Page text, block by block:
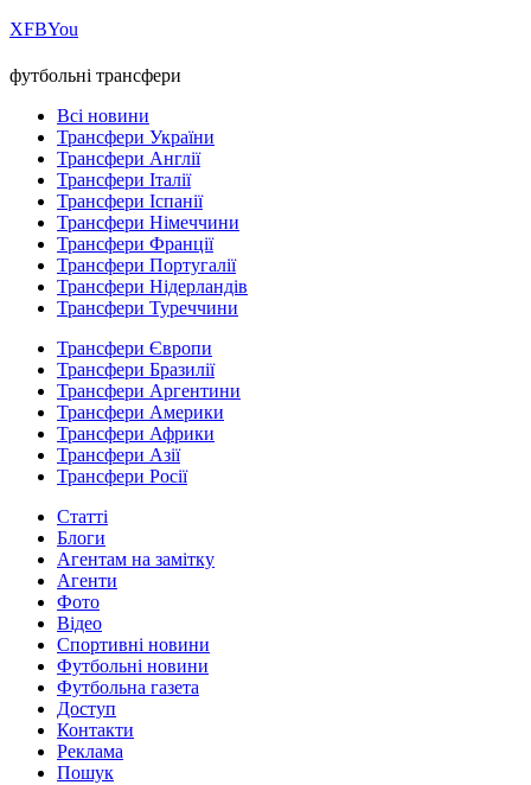
ХFBYou
футбольні трансфери
Всі новини
Трансфери України
Трансфери Англії
Трансфери Італії
Трансфери Іспанії
Трансфери Німеччини
Трансфери Франції
Трансфери Португалії
Трансфери Нідерландів
Трансфери Туреччини
Трансфери Європи
Трансфери Бразилії
Трансфери Аргентини
Трансфери Америки
Трансфери Африки
Трансфери Азії
Трансфери Росії
Статті
Блоги
Агентам на замітку
Агенти
Фото
Відео
Спортивні новини
Футбольні новини
Футбольна газета
Доступ
Контакти
Реклама
Пошук